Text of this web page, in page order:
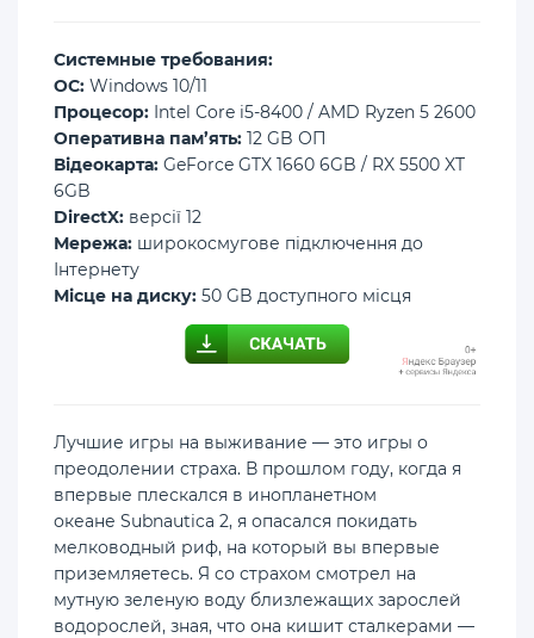
Cистемные требования:
ОС: Windows 10/11
Процесор: Intel Core i5-8400 / AMD Ryzen 5 2600
Оперативна пам’ять: 12 GB ОП
Відеокарта: GeForce GTX 1660 6GB / RX 5500 XT
6GB
DirectX: версії 12
Мережа: широкосмугове підключення до
Інтернету
Місце на диску: 50 GB доступного місця
Лучшие игры на выживание — это игры о
преодолении страха. В прошлом году, когда я
впервые плескался в инопланетном
океане Subnautica 2, я опасался покидать
мелководный риф, на который вы впервые
приземляетесь. Я со страхом смотрел на
мутную зеленую воду близлежащих зарослей
водорослей, зная, что она кишит сталкерами —